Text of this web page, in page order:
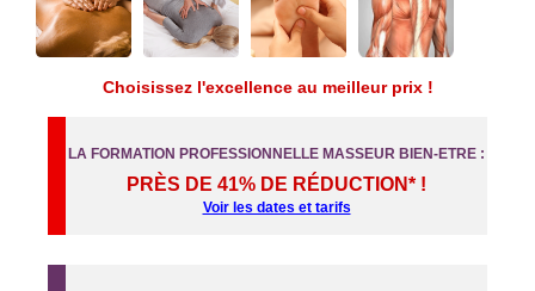
Choisissez l'excellence au meilleur prix !
LA FORMATION PROFESSIONNELLE MASSEUR BIEN-ETRE :
PRÈS DE 41% DE RÉDUCTION* !
Voir les dates et tarifs